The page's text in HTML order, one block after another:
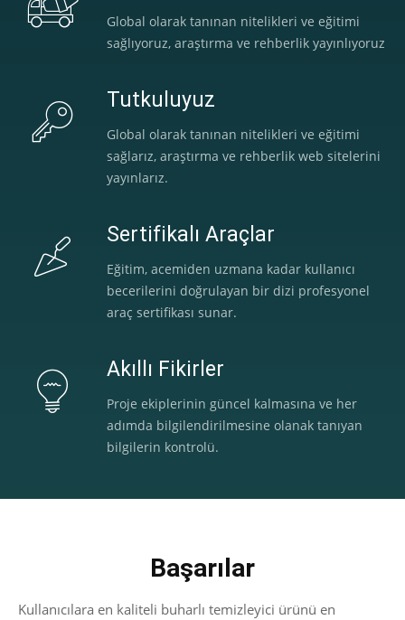
Global olarak tanınan nitelikleri ve eğitimi
sağlıyoruz, araştırma ve rehberlik yayınlıyoruz
Tutkuluyuz
Global olarak tanınan nitelikleri ve eğitimi
sağlarız, araştırma ve rehberlik web sitelerini
yayınlarız.
Sertifikalı Araçlar
Eğitim, acemiden uzmana kadar kullanıcı
becerilerini doğrulayan bir dizi profesyonel
araç sertifikası sunar.
Akıllı Fikirler
Proje ekiplerinin güncel kalmasına ve her
adımda bilgilendirilmesine olanak tanıyan
bilgilerin kontrolü.
Başarılar
Kullanıcılara en kaliteli buharlı temizleyici ürünü en